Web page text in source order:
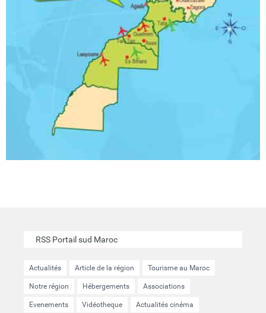
RSS Portail sud Maroc
Actualités Article de la région Tourisme au Maroc
Notre région Hébergements Associations
Evenements Vidéotheque Actualités cinéma